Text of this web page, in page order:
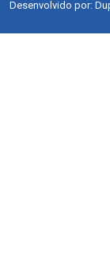
Desenvolvido por: